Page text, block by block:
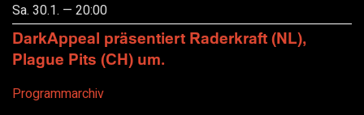
Sa. 30.1. — 20:00
DarkAppeal präsentiert Raderkraft (NL),
Plague Pits (CH) um.
Programmarchiv